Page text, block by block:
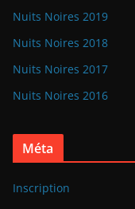
Nuits Noires 2019
Nuits Noires 2018
Nuits Noires 2017
Nuits Noires 2016
Méta
Inscription